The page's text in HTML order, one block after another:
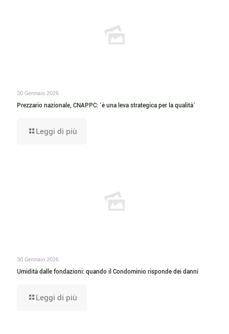
30 Gennaio 2026
Prezzario nazionale, CNAPPC: ‘è una leva strategica per la qualità’
Leggi di più
30 Gennaio 2026
Umidità dalle fondazioni: quando il Condominio risponde dei danni
Leggi di più